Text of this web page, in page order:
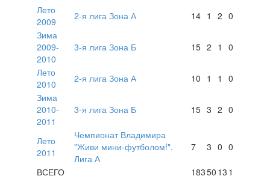
Лето
2009
2-я лига Зона А 14 1 2 0
Зима
2009-
2010
3-я лига Зона Б 15 2 1 0
Лето
2010
2-я лига Зона А 10 1 1
0
Зима
2010-
2011
3-я лига Зона Б 15 3 2 0
Лето
2011
Чемпионат Владимира
"Живи мини-футболом!".
Лига А
7 3 0 0
ВСЕГО 18350 13 1